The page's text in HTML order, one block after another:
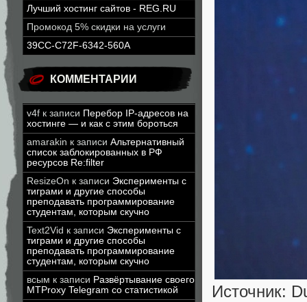
Лучший хостинг сайтов - REG.RU
Промокод 5% скидки на услуги
39CC-C72F-6342-560A
КОММЕНТАРИИ
v4f к записи Перебор IP-адресов на
хостинге — и как с этим бороться
amarakin к записи Альтернативный
список заблокированных в РФ
ресурсов Re:filter
ResizeOn к записи Эксперименты с
тиграми и другие способы
преподавать программирование
студентам, которым скучно
Text2Vid к записи Эксперименты с
тиграми и другие способы
преподавать программирование
студентам, которым скучно
всым к записи Развёртывание своего
MTProxy Telegram со статистикой
Источник: